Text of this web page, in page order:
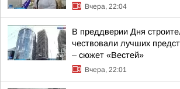
Вчера, 22:04
В преддверии Дня
чествовали лучших
– сюжет «Вестей»
Вчера, 22:01